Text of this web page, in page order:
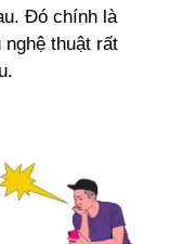
Đó chính là
thuật rất